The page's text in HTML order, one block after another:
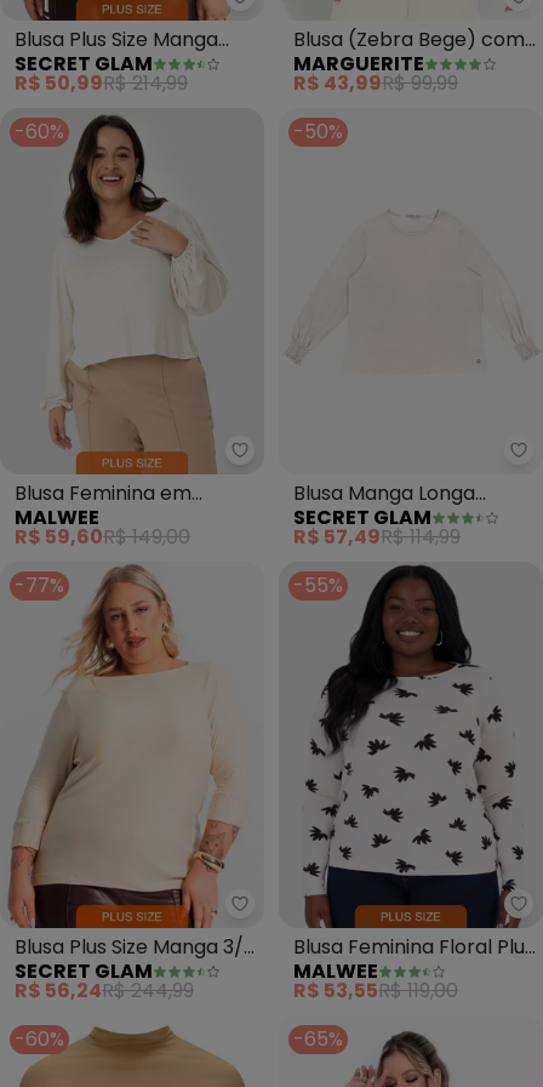
Secret Glam - Blusa Plus Size
Blusa Plus Size Manga
Longa Feminina (Bege)
SECRET GLAM
R$ 50,99R$ 214,99
Blusa (Zebra Bege) com
Franzidos Plus Size
MARGUERITE
R$ 43,99R$ 99,99
-60%
Malwee - Blusa Feminina em
Blusa Feminina em
Viscolinho Plus (Bege)
MALWEE
R$ 59,60R$ 149,00
-50%
Blusa Manga Longa
Lastex Plus Size (Bege)
SECRET GLAM
R$ 57,49R$ 114,99
-77%
Secret Glam - Blusa Plus Size
Blusa Plus Size Manga 3/4
(Bege)
SECRET GLAM
R$ 56,24R$ 244,99
-55%
Blusa Feminina Floral Plus
(Bege)
MALWEE
R$ 53,55R$ 119,00
-60%
-65%